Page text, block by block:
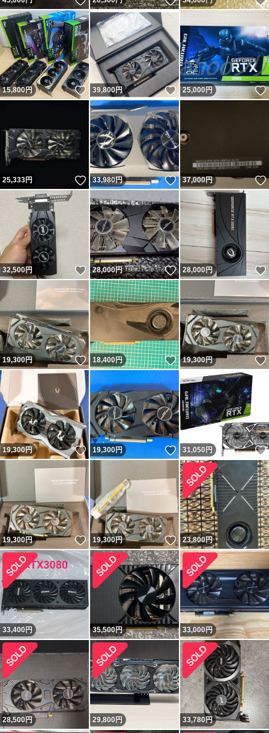
15,800円 いいね！
39,800円 いいね！
25,000円
25,333円 いいね！
33,980円 いいね！
37,000円
32,500円 いいね！
28,000円 いいね！
28,000 円
19,300円 いいね！
18,400円 いいね！
19,300円
19,300円 いいね！
19,300円 いいね！
31,050 円
19,300円 いいね！
19,300円 いいね！
23,800円
33,400円 35,500円 33,000円
28,500円 29,800円 33,780円